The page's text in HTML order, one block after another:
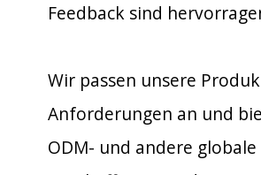
Feedback sind
Wir passen unsere
Anforderungen an und
ODM- und andere globale